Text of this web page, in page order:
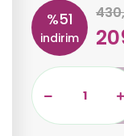
%51
indirim